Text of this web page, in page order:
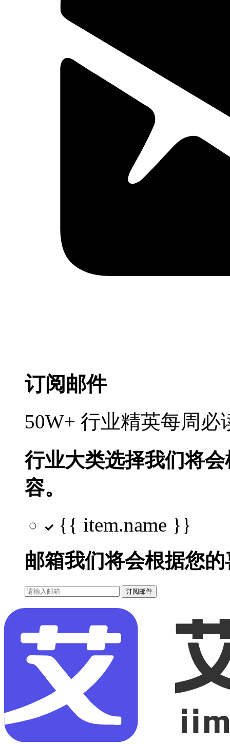
订阅邮件
50W+ 行业精英每周
行业大类选择我们将
容。
{{ item.name }}
邮箱我们将会根据您
订阅邮件